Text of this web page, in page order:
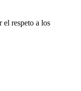
el respeto a los